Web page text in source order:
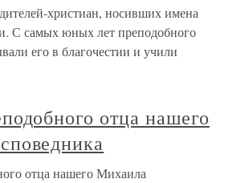
христиан, носивших имена
С самых юных лет преподобного
его в благочестии и учили
отца нашего
отца нашего Михаила